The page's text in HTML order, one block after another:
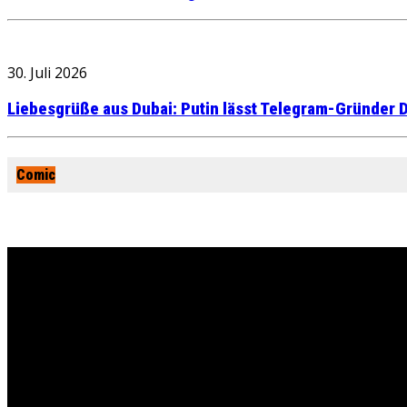
30. Juli 2026
Liebesgrüße aus Dubai: Putin lässt Telegram-Gründer
Comic